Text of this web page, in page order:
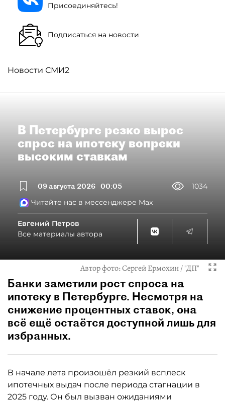
Присоединяйтесь!
Подписаться на новости
Новости СМИ2
В Петербурге резко вырос
спрос на ипотеку вопреки
высоким ставкам
09 августа 2026 00:05
1034
Читайте нас в мессенджере Max
Евгений Петров
Все материалы автора
Автор фото:Сергей Ермохин / "ДП"
Банки заметили рост спроса на
ипотеку в Петербурге. Несмотря на
снижение процентных ставок, она
всё ещё остаётся доступной лишь для
избранных.
В начале лета произошёл резкий всплеск
ипотечных выдач после периода стагнации в
2025 году. Он был вызван ожиданиями